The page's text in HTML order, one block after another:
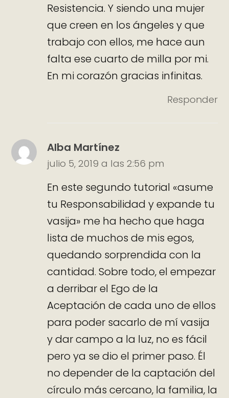
Resistencia. Y siendo una mujer
que creen en los ángeles y que
trabajo con ellos, me hace aun
falta ese cuarto de milla por mi.
En mi corazón gracias infinitas.
Responder
Alba Martínez
julio 5, 2019 a las 2:56 pm
En este segundo tutorial «asume
tu Responsabilidad y expande tu
vasija» me ha hecho que haga
lista de muchos de mis egos,
quedando sorprendida con la
cantidad. Sobre todo, el empezar
a derribar el Ego de la
Aceptación de cada uno de ellos
para poder sacarlo de mí vasija
y dar campo a la luz, no es fácil
pero ya se dio el primer paso. Él
no depender de la captación del
círculo más cercano, la familia, la